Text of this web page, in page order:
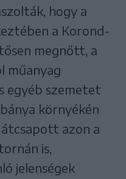
hogy a
a Korond-
megnőtt, a
műanyag
egyéb szemetet
környékén
azon a
is,
jelenségek